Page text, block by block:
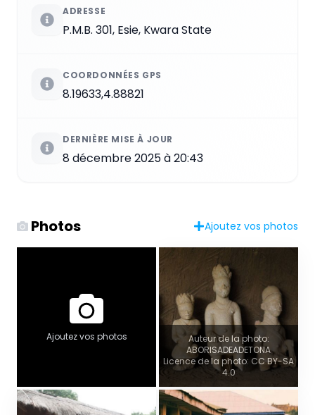
ADRESSE
P.M.B. 301, Esie, Kwara State
COORDONNÉES GPS
8.19633,4.88821
DERNIÈRE MISE À JOUR
8 décembre 2025 à 20:43
Photos Ajoutez vos photos
Ajoutez vos photos
Auteur de la photo:
ABORISADEADETONA
Licence de la photo: CC BY-SA
4.0